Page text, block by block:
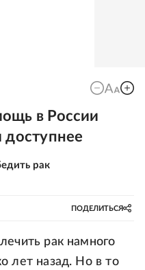
в России
доступнее
рак
ПОДЕЛИТЬСЯ
рак намного
лет назад. Но в то